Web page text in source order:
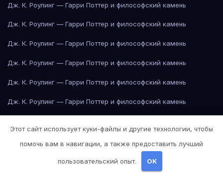
Дж. К. Роулинг — Гарри Поттер и философский камень
Дж. К. Роулинг — Гарри Поттер и философский камень
Дж. К. Роулинг — Гарри Поттер и философский камень
Дж. К. Роулинг — Гарри Поттер и философский камень
Дж. К. Роулинг — Гарри Поттер и философский камень
Дж. К. Роулинг — Гарри Поттер и философский камень
Дж. Р. Р. Толкин — Властелин колец
Этот сайт использует куки-файлы и другие технологии, чтобы
помочь вам в навигации, а также предоставить лучший
пользовательский опыт. OK